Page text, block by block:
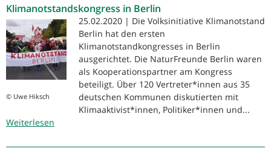
Klimanotstandskongress in Berlin
© Uwe Hiksch
25.02.2020 | Die Volksinitiative Klimanotstand
Berlin hat den ersten
Klimanotstandkongresses in Berlin
ausgerichtet. Die NaturFreunde Berlin waren
als Kooperationspartner am Kongress
beteiligt. Über 120 Vertreter*innen aus 35
deutschen Kommunen diskutierten mit
Klimaaktivist*innen, Politiker*innen und...
Weiterlesen
in